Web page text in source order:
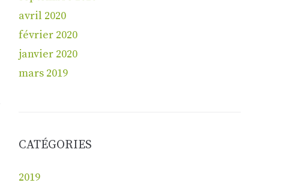
avril 2020
février 2020
janvier 2020
mars 2019
CATÉGORIES
2019